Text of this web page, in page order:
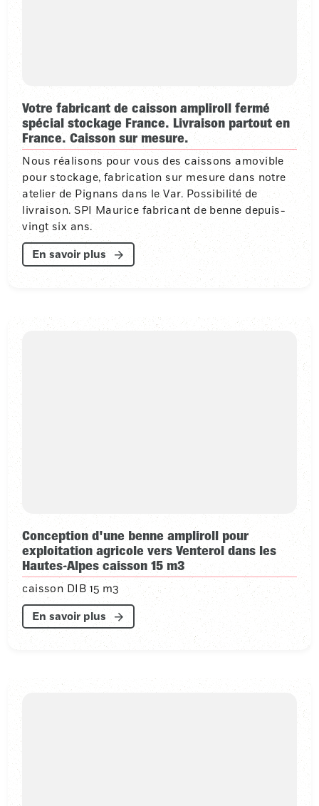
Votre fabricant de caisson ampliroll fermé
spécial stockage France. Livraison partout en
France. Caisson sur mesure.
Nous réalisons pour vous des caissons amovible
pour stockage, fabrication sur mesure dans notre
atelier de Pignans dans le Var. Possibilité de
livraison. SPI Maurice fabricant de benne depuis-
vingt six ans.
En savoir plus
Conception d'une benne ampliroll pour
exploitation agricole vers Venterol dans les
Hautes-Alpes caisson 15 m3
caisson DIB 15 m3
En savoir plus